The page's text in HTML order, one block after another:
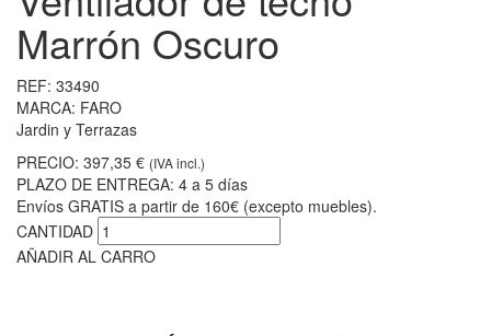
Marrón Oscuro
REF: 33490
MARCA: FARO
Jardin y Terrazas
PRECIO: 397,35 € (IVA incl.)
PLAZO DE ENTREGA: 4 a 5 días
Envíos GRATIS a partir de 160€ (excepto muebles).
CANTIDAD
AÑADIR AL CARRO